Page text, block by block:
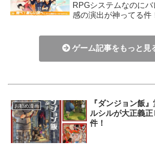
RPGシステムなのに
感の演出が神ってる件
ゲーム記事をもっと見
お勧め漫画
『ダンジョン飯
ルシルが大正義
件！